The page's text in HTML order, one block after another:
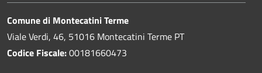
Comune di Montecatini Terme
Viale Verdi, 46, 51016 Montecatini Terme PT
Codice Fiscale:00181660473